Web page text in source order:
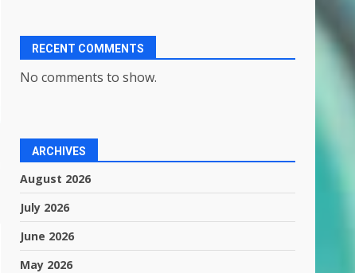
RECENT COMMENTS
No comments to show.
ARCHIVES
August 2026
July 2026
June 2026
May 2026